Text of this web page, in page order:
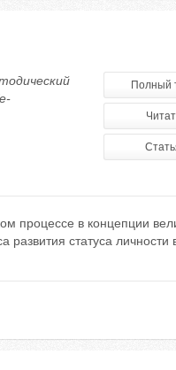
Полный
процессе в концепции
статуса личности